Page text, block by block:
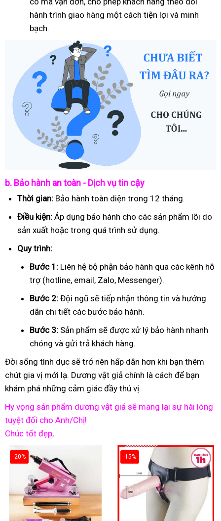
hành trình giao hàng một cách tiện lợi và minh
bạch.
b. Bảo hành an toàn - Dịch vụ tin cậy
Thời gian: Bảo hành toàn diện trong 12 tháng.
Điều kiện: Áp dụng bảo hành cho các sản phẩm lỗi do
sản xuất hoặc trong quá trình sử dụng.
Quy trình:
Bước 1: Liên hệ bộ phận bảo hành qua các kênh hỗ
trợ (hotline, email, Zalo, Messenger).
Bước 2: Đội ngũ sẽ tiếp nhận thông tin và hướng
dẫn chi tiết các bước bảo hành.
Bước 3: Sản phẩm sẽ được xử lý bảo hành nhanh
chóng và gửi trả khách hàng.
Đời sống tình dục sẽ trở nên hấp dẫn hơn khi bạn thêm
chút gia vị mới lạ. Dương vật giả chính là cách để bạn
khám phá những cảm giác đầy thú vị.
Hy vọng sản phẩm dương vật giả sẽ mang lại sự hài lòng
tuyệt đối cho Anh/Chị!
Chúc tốt đẹp,
-20% -15%